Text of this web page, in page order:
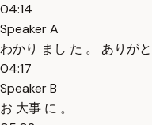
04:14
Speaker A
わかり まし た 。 ありが
04:17
Speaker B
お 大事 に 。